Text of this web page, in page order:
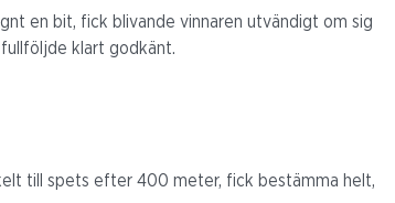
en bit, fick blivande vinnaren utvändigt om sig
klart godkänt.
till spets efter 400 meter, fick bestämma helt,